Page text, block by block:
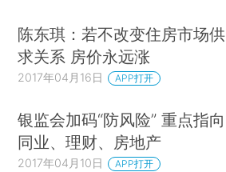
陈东琪：若不改变住房市场供
求关系 房价永远涨
2017年04月16日 APP打开
银监会加码“防风险” 重点指向
同业、理财、房地产
2017年04月10日 APP打开